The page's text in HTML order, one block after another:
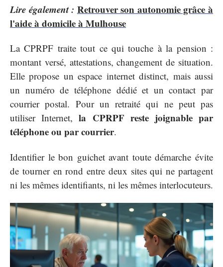
Lire également : Retrouver son autonomie grâce à
l'aide à domicile à Mulhouse
La CPRPF traite tout ce qui touche à la pension :
montant versé, attestations, changement de situation.
Elle propose un espace internet distinct, mais aussi
un numéro de téléphone dédié et un contact par
courrier postal. Pour un retraité qui ne peut pas
utiliser Internet,la CPRPF reste joignable par
téléphone ou par courrier.
Identifier le bon guichet avant toute démarche évite
de tourner en rond entre deux sites qui ne partagent
ni les mêmes identifiants, ni les mêmes interlocuteurs.